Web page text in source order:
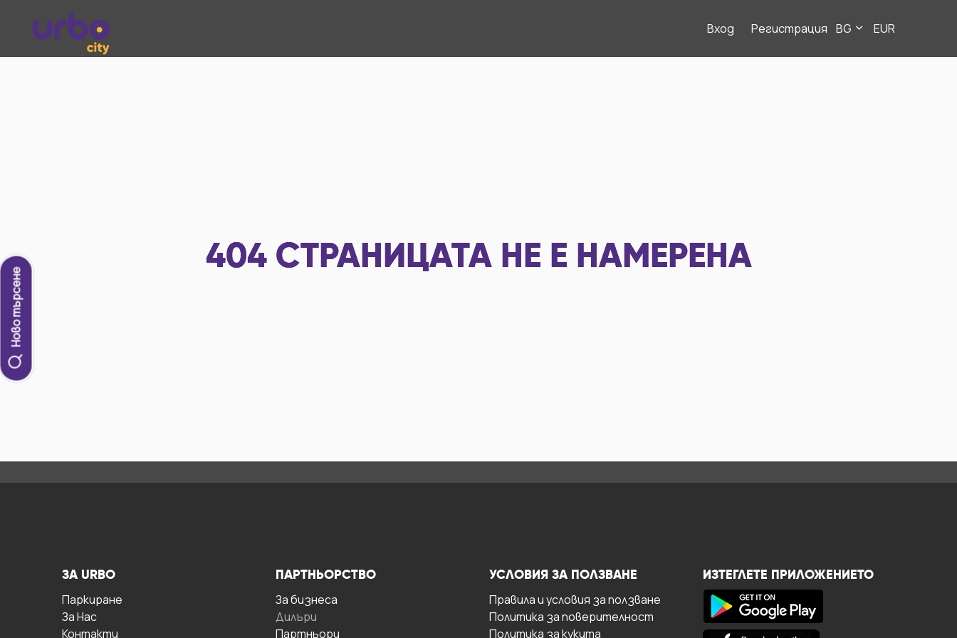
Вход Регистрация BG EUR
Ново търсене
404 СТРАНИЦАТА НЕ Е НАМЕРЕНА
ЗА URBO
Паркиране
За Hас
Контакти
ПАРТНЬОРСТВО
За бизнесa
Дилъри
Партньори
УСЛОВИЯ ЗА ПОЛЗВАНЕ
Правила и условия за ползване
Политика за поверителност
Политика за кукита
ИЗТЕГЛЕТЕ ПРИЛОЖЕНИЕТО